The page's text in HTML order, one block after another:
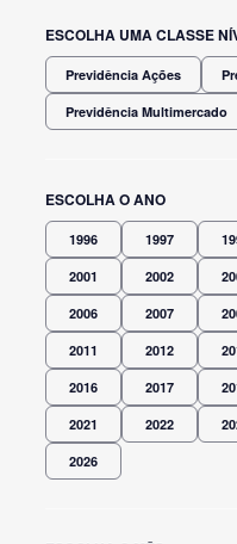
ESCOLHA UMA CLASSE
Previdência Ações
Previdência Multimercado
ESCOLHA O ANO
1996 1997
2001 2002
2006 2007
2011 2012
2016 2017
2021 2022
2026